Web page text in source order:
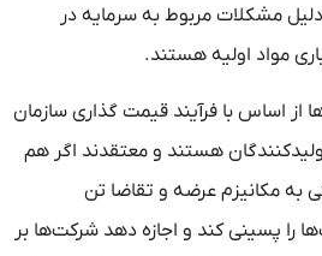
مشکلات مربوط به سرمایه در
مواد اولیه هستند.
از اساس با فرآیند قیمت گذاری سازمان
هستند و معتقدند اگر هم
به مکانیزم عرضه و تقاضا تن
را پسینی کند و اجازه دهد شرکت‌ها بر